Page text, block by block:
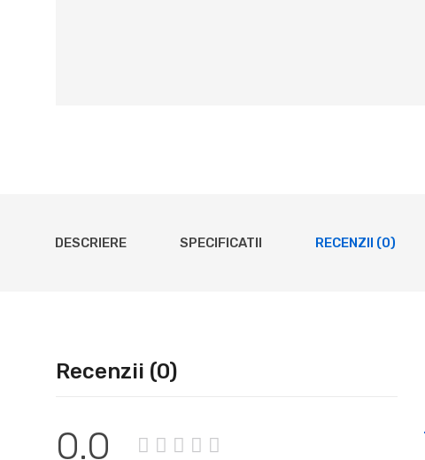
DESCRIERE SPECIFICATII RECENZII (0)
Recenzii (0)
0.0